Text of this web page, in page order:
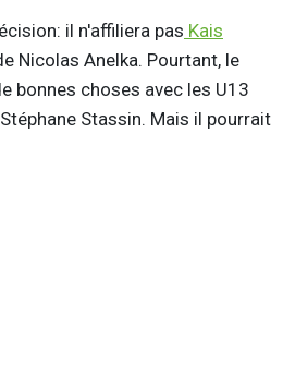
il n'affiliera pas Kais
Nicolas Anelka. Pourtant, le
bonnes choses avec les U13
Stassin. Mais il pourrait